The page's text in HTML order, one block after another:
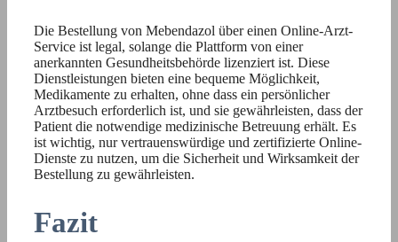
Die Bestellung von Mebendazol über einen Online-Arzt-
Service ist legal, solange die Plattform von einer
anerkannten Gesundheitsbehörde lizenziert ist. Diese
Dienstleistungen bieten eine bequeme Möglichkeit,
Medikamente zu erhalten, ohne dass ein persönlicher
Arztbesuch erforderlich ist, und sie gewährleisten, dass der
Patient die notwendige medizinische Betreuung erhält. Es
ist wichtig, nur vertrauenswürdige und zertifizierte Online-
Dienste zu nutzen, um die Sicherheit und Wirksamkeit der
Bestellung zu gewährleisten.
Fazit